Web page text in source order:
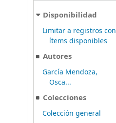
Disponibilidad
Limitar a registros con
ítems disponibles
Autores
García Mendoza,
Osca...
Colecciones
Colección general